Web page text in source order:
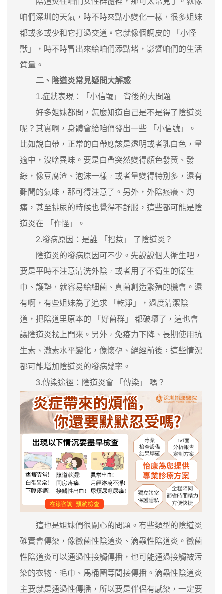
咱們深圳的天氣，時不時來點小變化一樣，很多姐妹
都或多或少和它打過交道。它就像個調皮的 「小怪
獸」，時不時冒出來給咱們添點堵，影響咱們的生活
質量。
二、陰道炎常見疑問大解惑
1.症狀表現：「小信號」 背後的大問題
好多姐妹都問，怎麼知道自己是不是得了陰道炎
呢？其實啊，身體會給咱們發出一些 「小信號」。
比如說白帶，正常的白帶應該是透明或者乳白色，量
適中，沒啥異味。要是白帶突然變得顏色發黃、發
綠，像豆腐渣、泡沫一樣，或者量變得特別多，還有
難聞的氣味，那可得注意了。另外，外陰瘙癢、灼
痛，甚至排尿的時候也覺得不舒服，這些都可能是陰
道炎在 「作怪」。
2.發病原因：是誰 「招惹」 了陰道炎？
陰道炎的發病原因可不少。先說說個人衛生吧，
要是平時不注意清洗外陰，或者用了不衛生的衛生
巾、護墊，就容易給細菌、真菌創造繁殖的機會。還
有啊，有些姐妹為了追求 「乾淨」，過度清潔陰
道，把陰道里原本的 「好菌群」 都破壞了，這也會
讓陰道炎找上門來。另外，免疫力下降、長期使用抗
生素、激素水平變化，像懷孕、絕經前後，這些情況
都可能增加陰道炎的發病幾率。
3.傳染途徑：陰道炎會 「傳染」 嗎？
這也是姐妹們很關心的問題。有些類型的陰道炎
確實會傳染，像黴菌性陰道炎、滴蟲性陰道炎。黴菌
性陰道炎可以通過性接觸傳播，也可能通過接觸被污
染的衣物、毛巾、馬桶圈等間接傳播。滴蟲性陰道炎
主要就是通過性傳播，所以要是伴侶有感染，一定要